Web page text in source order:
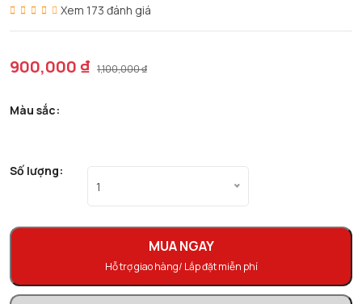
Xem 173 đánh giá
900,000 ₫ 1,100,000 ₫
Màu sắc:
Số lượng:
1
MUA NGAY
Hỗ trợ giao hàng/ Lắp đặt miễn phí